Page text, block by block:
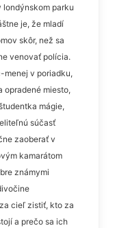
parku
je, že mladí
skôr, než sa
venovať polícia.
menej v poriadku,
opradené miesto,
mágie,
súčasť
zaoberať v
kamarátom
známymi
cieľ zistiť, kto za
a prečo sa ich